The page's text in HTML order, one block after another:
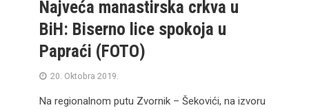
Najveća manastirska crkva u
BiH: Biserno lice spokoja u
Papraći (FOTO)
20. Oktobra 2019.
Na regionalnom putu Zvornik – Šekovići, na izvoru